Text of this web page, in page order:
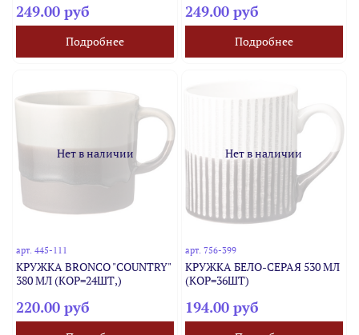
249.00 руб
Подробнее
249.00 руб
Подробнее
Нет в наличии
арт.445-111
КРУЖКА BRONCO "COUNTRY"
380 МЛ (КОР=24ШТ,)
220.00 руб
Нет в наличии
арт. 756-399
КРУЖКА БЕЛО-СЕРАЯ 530 МЛ
(КОР=36ШТ)
194.00 руб